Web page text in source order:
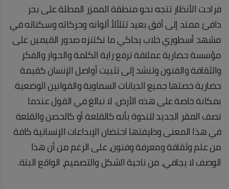
فراحت الأنظار تتجه نحو منطقة الممزر المطلة على بحر
دافئ ممتد إلى أفق بعيد تتلألأ ألوانه وحركاته وسكناته في
مشهد أسطوري خلاب يحاكي ما تكتنزه صدور القيمين على
مؤسسة حضارية عملاقة ترفع راية الكلمة والحوار والفكر
والثقافة والفنون وتنشد إلى تثبيت أواصل الإنسان كقيمة
حضارية خصتها جميع الديانات السماوية والقوانين الوضعية
بمكانة خاصة على هذه الأرض. لا نبالغ في القول عندما
نصف المقر الجديد للندوة بأنه كالقلعة أو كالحصن والقلعة
في هذا المعنى وظيفتها احتضان الإبداعات الإنسانية كافة
من علم وثقافة ومعرفة وفنون، على الرغم من أن هذا
الوصف لا يجافي، من ناحية الشكل والتصميم، الواقع البتة.